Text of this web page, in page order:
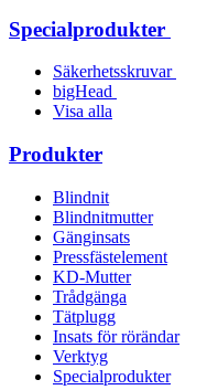
Specialprodukter
Säkerhetsskruvar
bigHead
Visa alla
Produkter
Blindnit
Blindnitmutter
Gänginsats
Pressfästelement
KD-Mutter
Trådgänga
Tätplugg
Insats för rörändar
Verktyg
Specialprodukter